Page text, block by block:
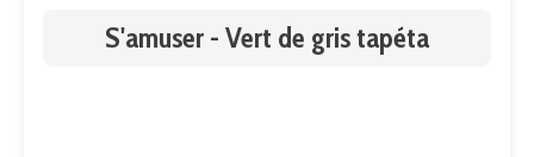
S'amuser - Vert de gris tapéta